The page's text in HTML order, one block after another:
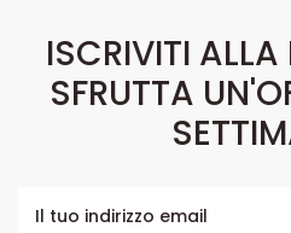
ISCRIVITI ALLA
SFRUTTA